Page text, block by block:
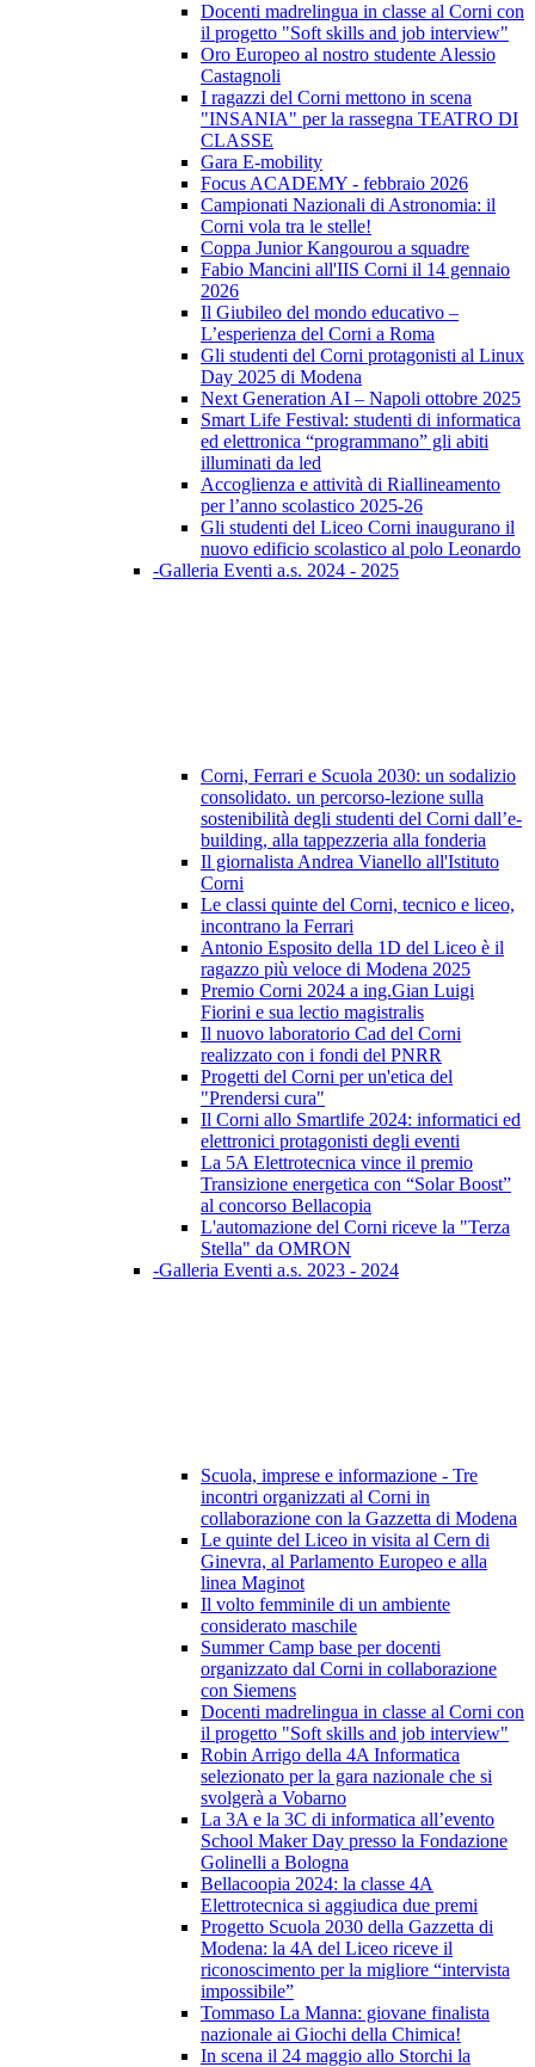
Docenti madrelingua in classe al Corni con
il progetto "Soft skills and job interview"
Oro Europeo al nostro studente Alessio
Castagnoli
I ragazzi del Corni mettono in scena
"INSANIA" per la rassegna TEATRO DI
CLASSE
Gara E-mobility
Focus ACADEMY - febbraio 2026
Campionati Nazionali di Astronomia: il
Corni vola tra le stelle!
Coppa Junior Kangourou a squadre
Fabio Mancini all'IIS Corni il 14 gennaio
2026
Il Giubileo del mondo educativo –
L’esperienza del Corni a Roma
Gli studenti del Corni protagonisti al Linux
Day 2025 di Modena
Next Generation AI – Napoli ottobre 2025
Smart Life Festival: studenti di informatica
ed elettronica “programmano” gli abiti
illuminati da led
Accoglienza e attività di Riallineamento
per l’anno scolastico 2025-26
Gli studenti del Liceo Corni inaugurano il
nuovo edificio scolastico al polo Leonardo
-Galleria Eventi a.s. 2024 - 2025
Corni, Ferrari e Scuola 2030: un sodalizio
consolidato. un percorso-lezione sulla
sostenibilità degli studenti del Corni dall’e-
building, alla tappezzeria alla fonderia
Il giornalista Andrea Vianello all'Istituto
Corni
Le classi quinte del Corni, tecnico e liceo,
incontrano la Ferrari
Antonio Esposito della 1D del Liceo è il
ragazzo più veloce di Modena 2025
Premio Corni 2024 a ing.Gian Luigi
Fiorini e sua lectio magistralis
Il nuovo laboratorio Cad del Corni
realizzato con i fondi del PNRR
Progetti del Corni per un'etica del
"Prendersi cura"
Il Corni allo Smartlife 2024: informatici ed
elettronici protagonisti degli eventi
La 5A Elettrotecnica vince il premio
Transizione energetica con “Solar Boost”
al concorso Bellacopia
L'automazione del Corni riceve la "Terza
Stella" da OMRON
-Galleria Eventi a.s. 2023 - 2024
Scuola, imprese e informazione - Tre
incontri organizzati al Corni in
collaborazione con la Gazzetta di Modena
Le quinte del Liceo in visita al Cern di
Ginevra, al Parlamento Europeo e alla
linea Maginot
Il volto femminile di un ambiente
considerato maschile
Summer Camp base per docenti
organizzato dal Corni in collaborazione
con Siemens
Docenti madrelingua in classe al Corni con
il progetto "Soft skills and job interview"
Robin Arrigo della 4A Informatica
selezionato per la gara nazionale che si
svolgerà a Vobarno
La 3A e la 3C di informatica all’evento
School Maker Day presso la Fondazione
Golinelli a Bologna
Bellacoopia 2024: la classe 4A
Elettrotecnica si aggiudica due premi
Progetto Scuola 2030 della Gazzetta di
Modena: la 4A del Liceo riceve il
riconoscimento per la migliore “intervista
impossibile”
Tommaso La Manna: giovane finalista
nazionale ai Giochi della Chimica!
In scena il 24 maggio allo Storchi la